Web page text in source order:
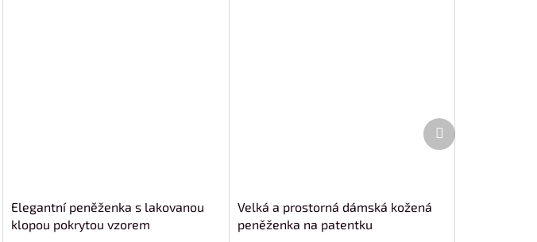
Elegantní peněženka s lakovanou
klopou pokrytou vzorem
Velká a prostorná dámská kožená
peněženka na patentku
Další
produkt